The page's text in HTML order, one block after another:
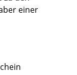
einer